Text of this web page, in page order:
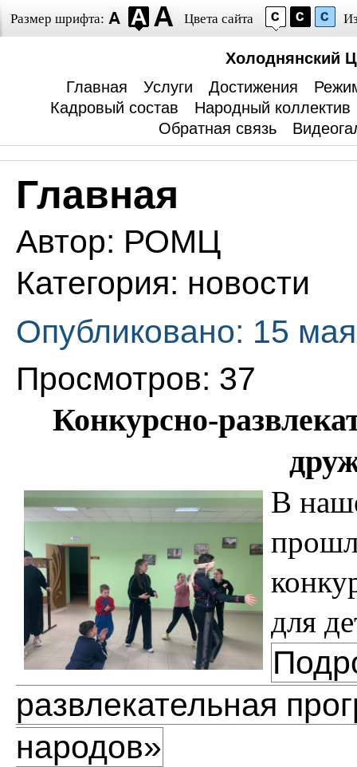
Размер шрифта: Цвета сайта
Холоднянский
Главная
Услуги Достижения
Кадровый состав
Народный коллектив
Обратная связь
Главная
Автор: РОМЦ
Категория: новости
Опубликовано: 15
Просмотров: 37
Конкурсно-
В
для
развлекательная
народов»